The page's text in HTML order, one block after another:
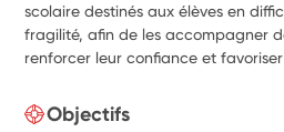
scolaire destinés aux élèves en
fragilité, afin de les accompagner
renforcer leur confiance et
Objectifs